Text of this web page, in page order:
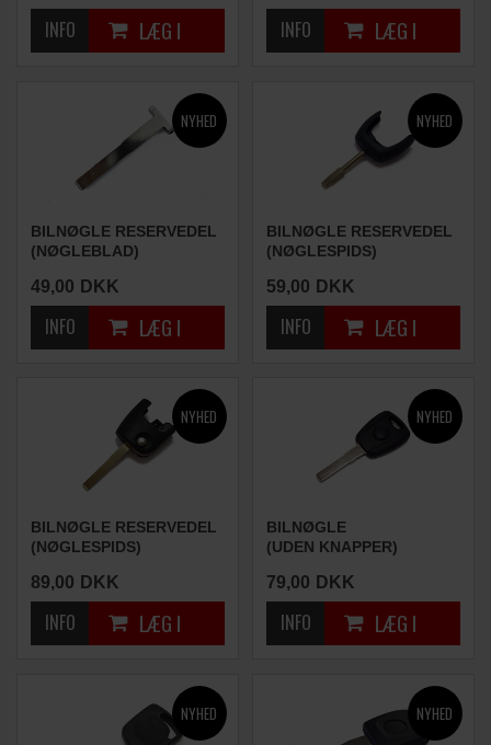
BILNØGLE RESERVEDEL
(NØGLEBLAD)
49,00 DKK
BILNØGLE RESERVEDEL
(NØGLESPIDS)
59,00 DKK
BILNØGLE RESERVEDEL
(NØGLESPIDS)
89,00 DKK
BILNØGLE
(UDEN KNAPPER)
79,00 DKK